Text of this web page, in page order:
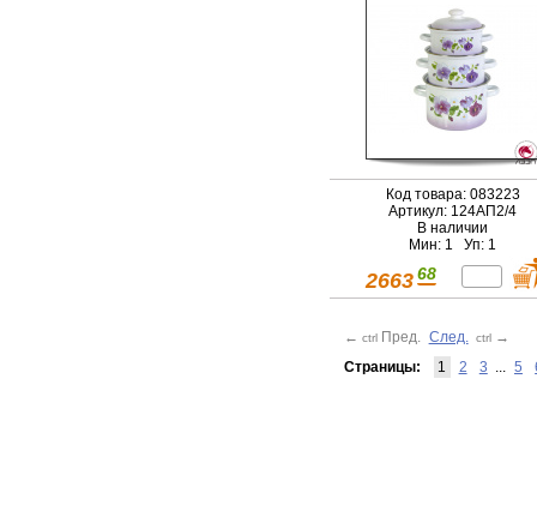
Код товара: 083223
Артикул: 124АП2/4
В наличии
Мин: 1 Уп: 1
2663 68
← ctrl Пред. След. ctrl →
Страницы:
1 2 3 ... 5